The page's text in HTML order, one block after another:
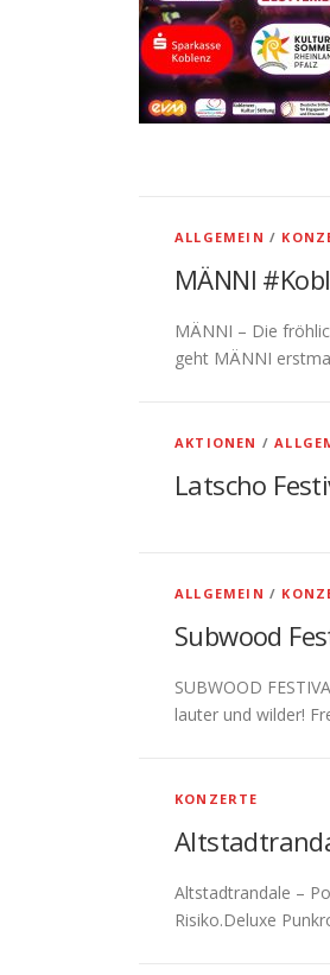
ALLGEMEIN /
MÄNNI
MÄNNI – Die
geht MÄNNI
AKTIONEN /
Latscho
ALLGEMEIN /
Subwood
SUBWOOD
lauter und wilder!
KONZERTE
Altstadtrandale –
Risiko.Deluxe